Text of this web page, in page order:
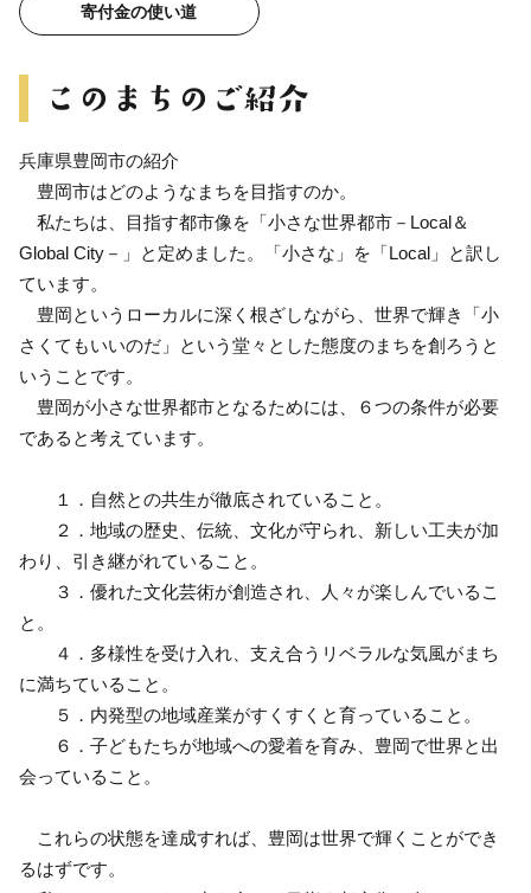
寄付金の使い道
兵庫県豊岡市の紹介
豊岡市はどのようなまちを目指すのか。
私たちは、目指す都市像を「小さな世界都市－Local＆
Global City－」と定めました。「小さな」を「Local」と訳し
ています。
豊岡というローカルに深く根ざしながら、世界で輝き「小
さくてもいいのだ」という堂々とした態度のまちを創ろうと
いうことです。
豊岡が小さな世界都市となるためには、６つの条件が必要
であると考えています。
１．自然との共生が徹底されていること。
２．地域の歴史、伝統、文化が守られ、新しい工夫が加
わり、引き継がれていること。
３．優れた文化芸術が創造され、人々が楽しんでいるこ
と。
４．多様性を受け入れ、支え合うリベラルな気風がまち
に満ちていること。
５．内発型の地域産業がすくすくと育っていること。
６．子どもたちが地域への愛着を育み、豊岡で世界と出
会っていること。
これらの状態を達成すれば、豊岡は世界で輝くことができ
るはずです。